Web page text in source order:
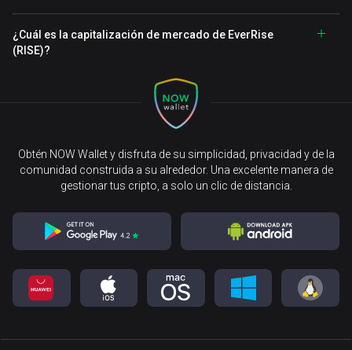
¿Cuál es la capitalización de mercado de EverRise
(RISE)?
Obtén NOW Wallet y disfruta de su simplicidad, privacidad y de la
comunidad construida a su alrededor. Una excelente manera de
gestionar tus cripto, a solo un clic de distancia.